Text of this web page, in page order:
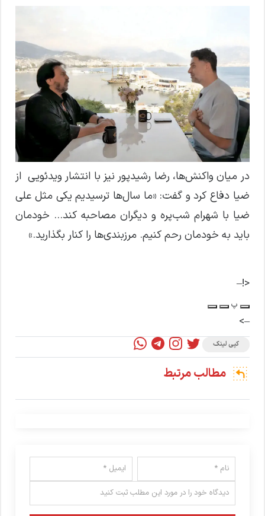
در میان واکنش‌ها، رضا رشیدپور نیز با انتشار ویدئویی از
ضیا دفاع کرد و گفت: «ما سال‌ها ترسیدیم یکی مثل علی
ضیا با شهرام شب‌پره و دیگران مصاحبه کند… خودمان
باید به خودمان رحم کنیم. مرزبندی‌ها را کنار بگذارید.»
<!–
پ
–>
کپی لینک
مطالب مرتبط